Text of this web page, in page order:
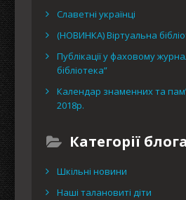
Славетні українці
(НОВИНКА) Віртуальна
Публікації у фаховому
бібліотека”
Календар знаменних та
2018р.
Категорії блога
Шкільні новини
Наші талановиті діти